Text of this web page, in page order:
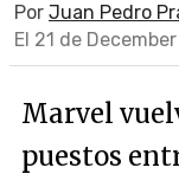
Por Juan Pedro
El 21 de
Marvel
puestos